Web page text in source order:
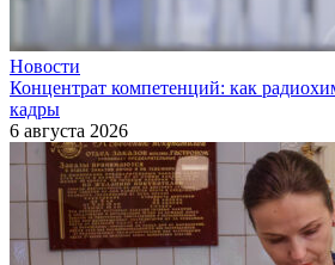
Новости
Концентрат компетенций: как
кадры
6 августа 2026